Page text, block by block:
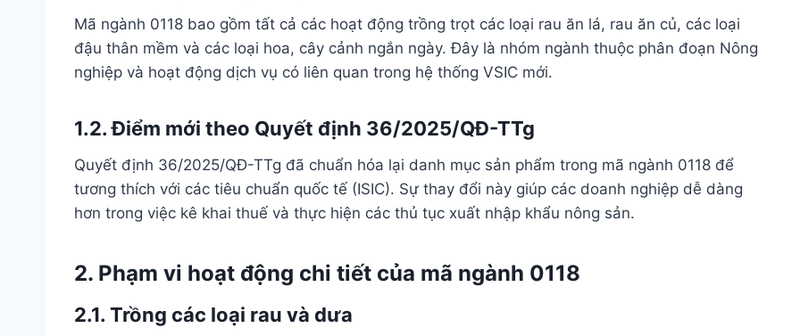
Mã ngành 0118 bao gồm tất cả các hoạt động trồng trọt các loại rau ăn lá, rau ăn củ, các loại
đậu thân mềm và các loại hoa, cây cảnh ngắn ngày. Đây là nhóm ngành thuộc phân đoạn Nông
nghiệp và hoạt động dịch vụ có liên quan trong hệ thống VSIC mới.
1.2. Điểm mới theo Quyết định 36/2025/QĐ-TTg
Quyết định 36/2025/QĐ-TTg đã chuẩn hóa lại danh mục sản phẩm trong mã ngành 0118 để
tương thích với các tiêu chuẩn quốc tế (ISIC). Sự thay đổi này giúp các doanh nghiệp dễ dàng
hơn trong việc kê khai thuế và thực hiện các thủ tục xuất nhập khẩu nông sản.
2. Phạm vi hoạt động chi tiết của mã ngành 0118
2.1. Trồng các loại rau và dưa